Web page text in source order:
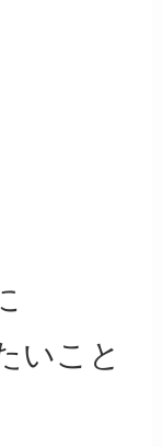
いこと